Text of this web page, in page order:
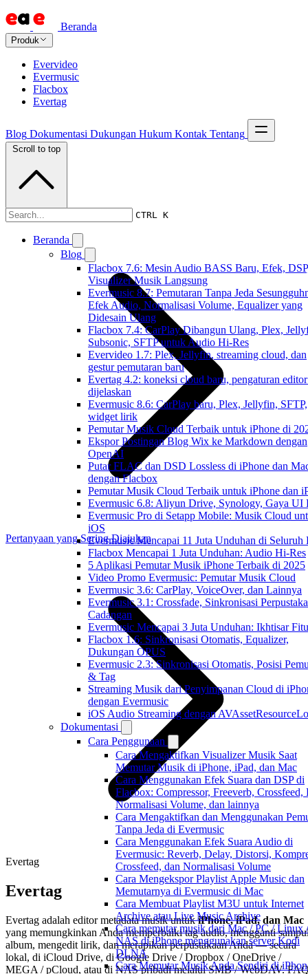
Beranda
Produk
Evervideo
Evermusic
Flacbox
Evertag
Blog Dokumentasi Dukungan Hukum Kontak Tentang
CTRL K
Beranda
Blog
Flacbox 7.6: Mesin Audio BASS Baru, Efek,
Visualizer Musik Langsung
Evermusic 8.7: Pemutaran Tanpa Jeda
Efek Audio, Normalisasi Volume, Equalizer yang
Didesain Ulang
Flacbox 7.4: CarPlay Dibangun Ulang, Plex,
Subsonic, SFTP untuk Audio Hi-Res
Evervideo 1.7: Plex, Jellyfin, streaming cloud, dan
gestur pemutaran baru
Evertag 4.2: koneksi cloud baru, pengaturan
dijelaskan
Evermusic 8.6: CarPlay baru, Plex, Jellyfin, SFTP,
widget lirik
Pemutar Musik Cloud Terbaik untuk iPhone di
Ekspor Postingan Blog Wix ke Markdown dengan
OpenAI
Putar FLAC dan DSD Lossless di iPhone dan
dengan Flacbox
Pemutar Musik Cloud Terbaik untuk iPhone dan
Evermusic 6.8: Aliyun Drive, Synology, Gaya UI
Evermusic Pro di Setapp Mobile: Musik Cloud
iOS
Evermusic Mencapai 11 Juta Unduhan di Seluruh
Flacbox Mencapai 1 Juta Unduhan: Audio Hi-Res
5 Aplikasi Pemutar Musik iPhone Terbaik di 2025
Video Promo Evermusic: Pemutar Musik Cloud
Evermusic 3.6: CarPlay, VoiceOver, dan Lainnya
Evermusic 3.1: Crossfade, Sinkronisasi
Cadangan
Evermusic Mencapai 3 Juta Unduhan: Ikhtisar
Flacbox 1.6: Sinkronisasi Otomatis, Equalizer,
Dukungan OPUS
Evermusic 2.3: Sinkronisasi Otomatis, Posisi
& Tag
Streaming Musik dari Penyimpanan Cloud di
dengan Evermusic
iOS Audio Streaming dengan
Dokumentasi
Cara Penggunaan
Cara Mengaktifkan Visualizer Musik Saat
Memutar Musik di iPhone, iPad, dan Mac
Cara Menggunakan Efek Suara dan DSP di
Flacbox: Compressor, Freeverb, Crossfeed,
Normalisasi Volume, dan lainnya
Cara Mengaktifkan dan Menggunakan
Tanpa Jeda di Evermusic
Cara Menggunakan Efek Suara Audio di
Evermusic: Reverb, Delay, Distorsi,
Crossfeed, dan Normalisasi Volume
Cara Mengekspor Playlist Apple Music dan
Memutarnya di Evermusic di Mac
Cara Membuat Playlist M3U untuk Internet
Archive atau Live Music Archive
Cara memutar musik dari Mac / PC / Linux /
NAS di iPhone menggunakan server Kodi
DLNA
Cara Memutar Musik Anda Sendiri di
Scroll to top
Dokumentasi
Pertanyaan yang Sering Diajukan
Evertag
Evertag
Evertag adalah editor metadata musik untukiPhone, iPad, dan Mac
yang memungkinkan Anda memperbaiki tag audio, mengganti
album, mengedit lirik, dan merapikan perpustakaan Anda — secara
lokal, di iCloud Drive, di Google Drive / Dropbox / OneDrive /
MEGA / pCloud, atau di NAS pribadi melalui SMB / WebDAV.